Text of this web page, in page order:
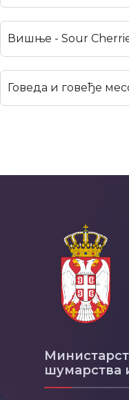
Вишње - Sour
Говеда и говеђе
шумарства